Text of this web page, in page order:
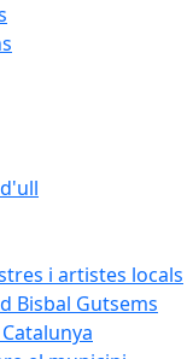
i artistes locals
Bisbal Gutsems